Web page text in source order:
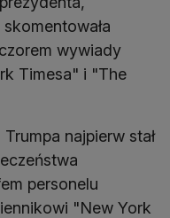
skomentowała
wywiady
Timesa" i "The
najpierw stał
personelu
"New York